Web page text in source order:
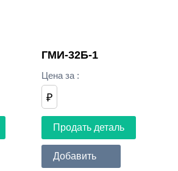
ГМИ-32Б-1
Цена за :
₽
Продать деталь
Добавить